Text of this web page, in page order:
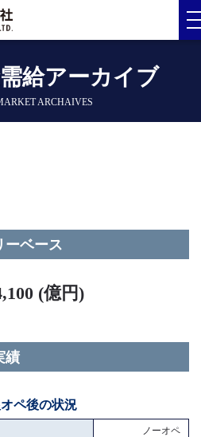
給アーカイブ
ARCHAIVES
ーベース
(億円)
績
ペ後の状況
ノーオペ